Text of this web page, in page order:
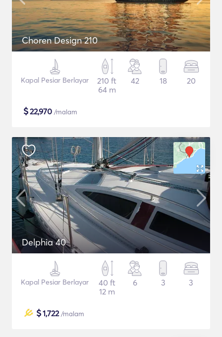
Choren Design 210
Kapal Pesiar Berlayar
210 ft
64 m
42 18 20
$22,970 /malam
Delphia 40
Kapal Pesiar Berlayar
40 ft
12 m
6 3 3
$1,722/malam